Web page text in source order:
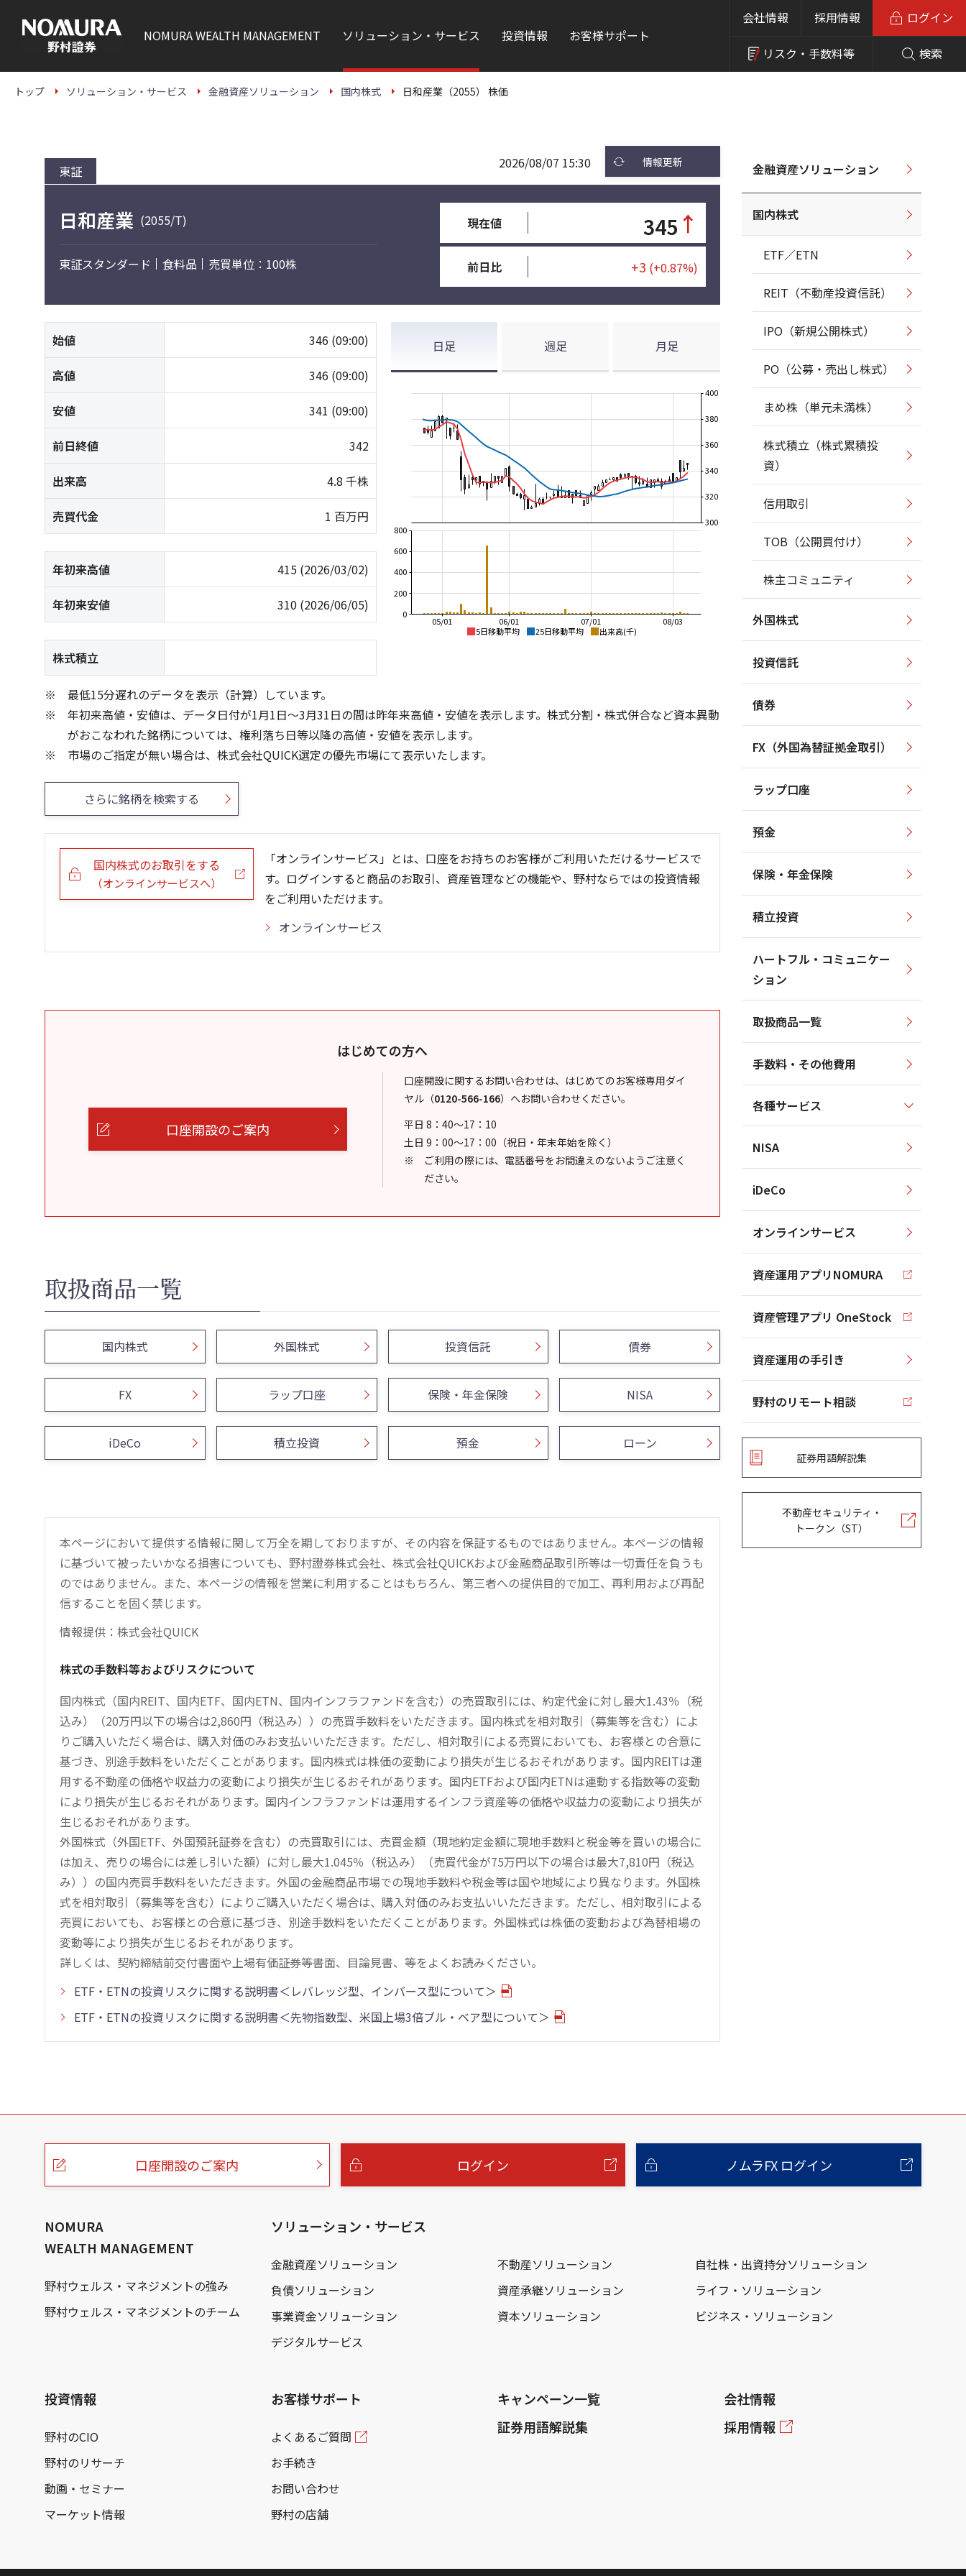
本
NOMURAWEALTH MANAGEMENT ソリューション・サービス 投資情報 お客様サポート
会社情報 採用情報
リスク・ 手数料等 検索
ログイン
トップ ソリューション・サービス 金融資産ソリューション 国内株式 日和産業（2055） 株価
東証 2026/08/07 15:30 情報更新
日和産業 (2055/T)
東証スタンダード 食料品 売買単位：100株
現在値 345 ↑
前日比 +3 (+0.87%)
始値 346 (09:00)
高値 346 (09:00)
安値 341 (09:00)
前日終値 342
出来高 4.8 千株
売買代金 1 百万円
年初来高値 415 (2026/03/02)
年初来安値 310 (2026/06/05)
株式積立
日足 週足 月足
5日移動平均 25日移動平均 出来高(千)
08/03
07/01
06/01
05/01
300
320
340
360
380
400
0
200
400
600
800
0
100
350
0
20
最低15分遅れのデータを表示（計算）しています。
年初来高値・安値は、データ日付が1月1日～3月31日の間は昨年来高値・安値を表示します。株式分割・株式併合など資本異動
がおこなわれた銘柄については、権利落ち日等以降の高値・安値を表示します。
市場のご指定が無い場合は、株式会社QUICK選定の優先市場にて表示いたします。
さらに銘柄を検索する
国内株式のお取引をする
（オンラインサービスへ）
「オンラインサービス」とは、口座をお持ちのお客様がご利用いただけるサービスで
す。ログインすると商品のお取引、資産管理などの機能や、野村ならではの投資情報
をご利用いただけます。
オンラインサービス
はじめての方へ
口座開設のご案内
口座開設に関するお問い合わせは、はじめてのお客様専用ダイ
ヤル （0120-566-166） へお問い合わせください。
平日 8：40～17：10
土日 9：00～17：00（祝日・年末年始を除く）
ご利用の際には、電話番号をお間違えのないようご注意く
ださい。
取扱商品一覧
国内株式 外国株式 投資信託 債券
FX ラップ口座 保険・年金保険 NISA
iDeCo 積立投資 預金 ローン
本ページにおいて提供する情報に関して万全を期しておりますが、その内容を保証するものではありません。本ページの情報
に基づいて被ったいかなる損害についても、野村證券株式会社、株式会社QUICKおよび金融商品取引所等は一切責任を負うも
のではありません。また、本ページの情報を営業に利用することはもちろん、第三者への提供目的で加工、再利用および再配
信することを固く禁じます。
情報提供：株式会社QUICK
株式の手数料等およびリスクについて
国内株式（国内REIT、国内ETF、国内ETN、国内インフラファンドを含む）の売買取引には、約定代金に対し最大1.43％（税
込み）（20万円以下の場合は2,860円（税込み））の売買手数料をいただきます。国内株式を相対取引（募集等を含む）によ
りご購入いただく場合は、購入対価のみお支払いいただきます。ただし、相対取引による売買においても、お客様との合意に
基づき、別途手数料をいただくことがあります。国内株式は株価の変動により損失が生じるおそれがあります。国内REITは運
用する不動産の価格や収益力の変動により損失が生じるおそれがあります。国内ETFおよび国内ETNは連動する指数等の変動
により損失が生じるおそれがあります。国内インフラファンドは運用するインフラ資産等の価格や収益力の変動により損失が
生じるおそれがあります。
外国株式（外国ETF、外国預託証券を含む）の売買取引には、売買金額（現地約定金額に現地手数料と税金等を買いの場合に
は加え、売りの場合には差し引いた額）に対し最大1.045％（税込み）（売買代金が75万円以下の場合は最大7,810円（税込
み））の国内売買手数料をいただきます。外国の金融商品市場での現地手数料や税金等は国や地域により異なります。外国株
式を相対取引（募集等を含む）によりご購入いただく場合は、購入対価のみお支払いいただきます。ただし、相対取引による
売買においても、お客様との合意に基づき、別途手数料をいただくことがあります。外国株式は株価の変動および為替相場の
変動等により損失が生じるおそれがあります。
詳しくは、契約締結前交付書面や上場有価証券等書面、目論見書、等をよくお読みください。
ETF・ETNの投資リスクに関する説明書＜レバレッジ型、インバース型について＞
ETF・ETNの投資リスクに関する説明書＜先物指数型、米国上場3倍ブル・ベア型について＞
金融資産ソリューション
国内株式
ETF／ETN
REIT（不動産投資信託）
IPO（新規公開株式）
PO（公募・売出し株式）
まめ株（単元未満株）
株式積立（株式累積投
資）
信用取引
TOB（公開買付け）
株主コミュニティ
外国株式
投資信託
債券
FX（外国為替証拠金取引）
ラップ口座
預金
保険・年金保険
積立投資
ハートフル・コミュニケー
ション
取扱商品一覧
手数料・その他費用
各種サービス
NISA
iDeCo
オンラインサービス
資産運用アプリNOMURA
資産管理アプリ OneStock
資産運用の手引き
野村のリモート相談
証券用語解説集
不動産セキュリティ・
トークン（ST）
こ
口座開設のご案内 ログイン ノムラFX ログイン
NOMURA
WEALTH MANAGEMENT
野村ウェルス・マネジメントの強み
野村ウェルス・マネジメントのチーム
ソリューション・サービス
金融資産ソリューション 不動産ソリューション
自社株・出資持分ソリューション
負債ソリューション
資産承継ソリューション
ライフ・ソリューション
事業資金ソリューション
資本ソリューション
ビジネス・ソリューション
デジタルサービス
投資情報
野村のCIO
野村のリサーチ
動画・セミナー
マーケット情報
お客様サポート
よくあるご質問
お手続き
お問い合わせ
野村の店舗
キャンペーン一覧
証券用語解説集
会社情報
採用情報